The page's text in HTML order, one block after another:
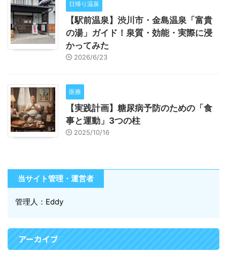
日帰り温泉
【駅前温泉】渋川市・金島温泉「富貴
の湯」ガイド！泉質・効能・実際に浸
かってみた
2026/6/23
医療
【実践計画】糖尿病予防のための「食
事と運動」3つの柱
2025/10/16
当サイト管理・運営者
管理人：Eddy
アーカイブ